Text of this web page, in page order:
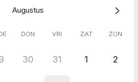
free Discovery Call away from you. ✨
houd namelijk mijn agenda vrij voor jou
Augustus
DON VRI ZAT ZON
30 31 1 2